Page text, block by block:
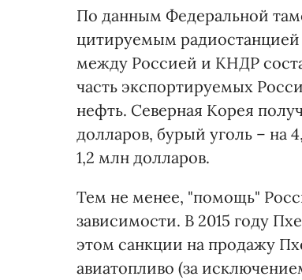
По данным Федеральной
цитируемым радиостанцией
между Россией и КНДР
часть экспортируемых
нефть. Северная Корея
долларов, бурый уголь – на
1,2 млн долларов.
Тем не менее, "помощь"
зависимости. В 2015 году
этом санкции на продажу
авиатопливо (за